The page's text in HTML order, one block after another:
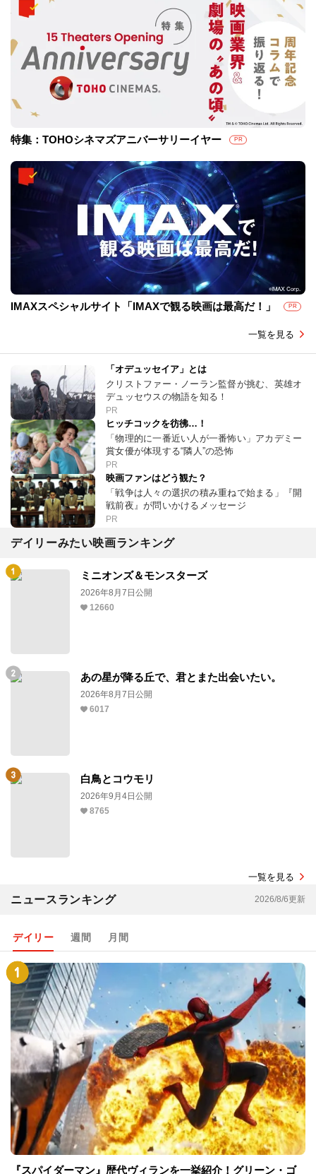
特集：TOHOシネマズアニバーサリーイヤー PR
IMAXスペシャルサイト「IMAXで観る映画は最高だ！」 PR
一覧を見る
「オデュッセイア」とは
クリストファー・ノーラン監督が挑む、英雄オ
デュッセウスの物語を知る！
PR
ヒッチコックを彷彿…！
「物理的に一番近い人が一番怖い」アカデミー
賞女優が体現する“隣人”の恐怖
PR
映画ファンはどう観た？
「戦争は人々の選択の積み重ねで始まる」『開
戦前夜』が問いかけるメッセージ
PR
デイリーみたい映画ランキング
ミニオンズ＆モンスターズ
2026年8月7日公開
12660
あの星が降る丘で、君とまた出会いたい。
2026年8月7日公開
6017
白鳥とコウモリ
2026年9月4日公開
8765
一覧を見る
ニュースランキング 2026/8/6更新
デイリー 週間 月間
『スパイダーマン』歴代ヴィランを一挙紹介！グリーン・ゴ